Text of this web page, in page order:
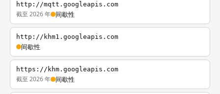
http://mqtt.googleapis.com
截至 2026 年 间歇性
http://khm1.googleapis.com
间歇性
https://khm.googleapis.com
截至 2026 年 间歇性